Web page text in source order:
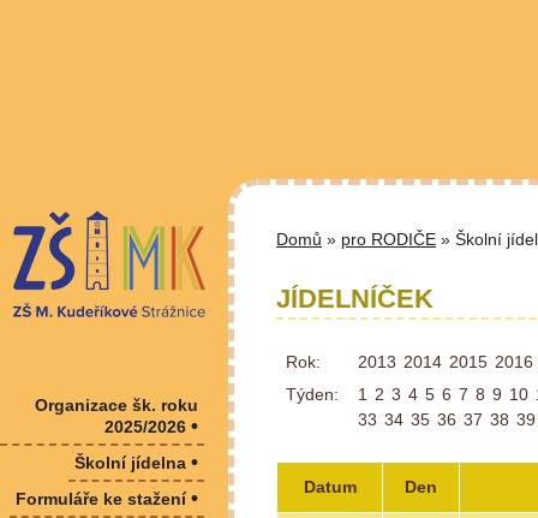
Domů » pro RODIČE » Školní
JÍDELNÍČEK
Rok: 2013 2014 2015 2016
Týden:
1 2 3 4 5 6 7 8 9 10
33 34 35 36 37 38 39
Datum Den
Organizace šk. roku
2025/2026 •
Školní jídelna •
Formuláře ke stažení•